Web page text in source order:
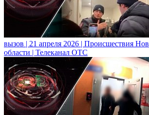
вызов | 21 апреля 2026 | Происшествия
области | Телеканал ОТС